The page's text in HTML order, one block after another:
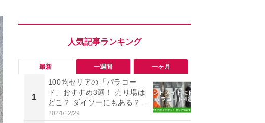
最新 一週間 一ヶ月
1
100均セリアの「パラコー
ド」おすすめ3選！ 売り場は
どこ？ ダイソーにもある？
色・長さ・太さも種類豊富
2024/12/29